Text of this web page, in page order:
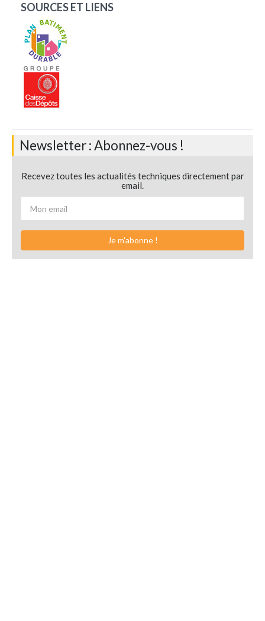
SOURCES ET LIENS
Newsletter : Abonnez-vous !
Recevez toutes les actualités techniques directement par
email.
Je m'abonne !